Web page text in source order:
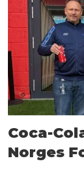
Coca-
Norges